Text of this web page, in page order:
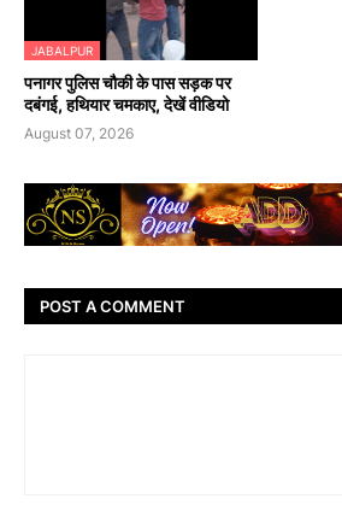
JABALPUR
पनागर पुलिस चौकी के पास सड़क पर
दबंगई, हथियार चमकाए, देखें वीडियो
August 07, 2026
POST A COMMENT